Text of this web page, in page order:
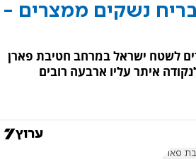
נשקים ממצרים -
לשטח ישראל במרחב חטיבת פארן
איתר עליו ארבעה רובים
פארן